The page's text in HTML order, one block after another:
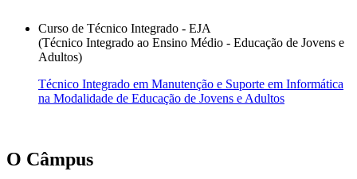
Curso de Técnico Integrado - EJA
(Técnico Integrado ao Ensino Médio - Educação de Jovens e
Adultos)
Técnico Integrado em Manutenção e Suporte em Informática
na Modalidade de Educação de Jovens e Adultos
O Câmpus